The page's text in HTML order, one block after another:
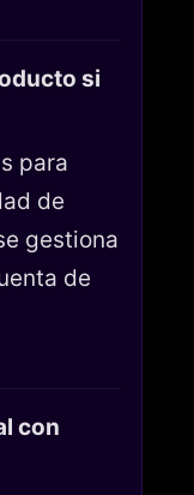
si
para
de
gestiona
de
con